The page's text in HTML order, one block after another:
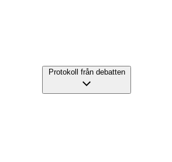
Protokoll från debatten